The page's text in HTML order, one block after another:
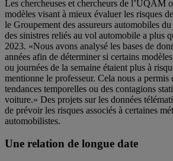
Les chercheuses et chercheurs de l’UQAM
modèles visant à mieux évaluer les risques
le Groupement des assureurs automobiles
des sinistres reliés au vol automobile a plus
2023. «Nous avons analysé les bases de
années afin de déterminer si certains
ou journées de la semaine étaient plus à
mentionne le professeur. Cela nous a permis
tendances temporelles ou des contagions
voiture.» Des projets sur les données
de prévoir les risques associés à certaines
automobilistes.
Une relation de longue date